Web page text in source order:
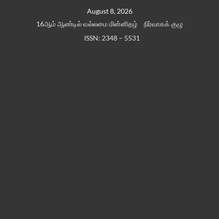
August 8, 2026
16ஆம் ஆண்டில் வல்லமை மின்னிதழ்
நிர்வாகக் குழு
ISSN: 2348 – 5531